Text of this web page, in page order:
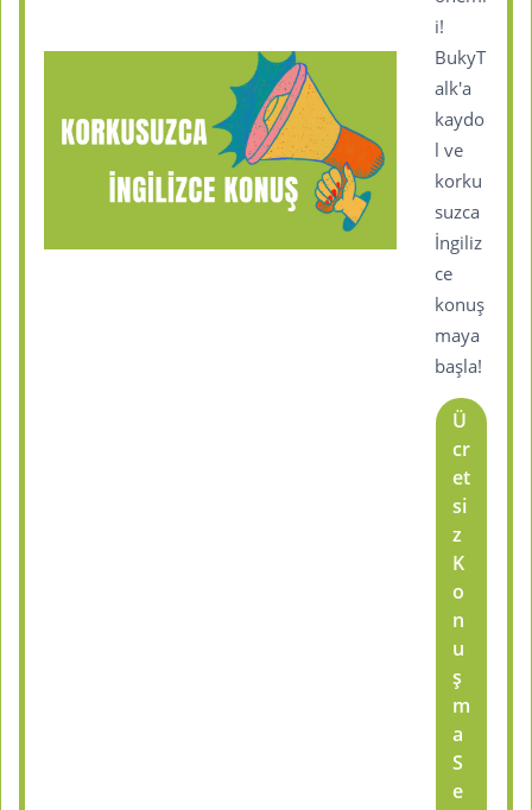
i!
BukyT
alk'a
kaydo
l ve
korku
suzca
İngiliz
ce
konuş
maya
başla!
Ü
cr
et
si
z
K
o
n
u
ş
m
a
S
e